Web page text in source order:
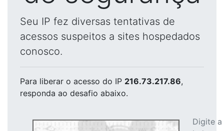
Seu IP fez diversas tentativas de
acessos suspeitos a sites hospedados
conosco.
Para liberar o acesso do IP 216.73.217.86,
responda ao desafio abaixo.
Digite